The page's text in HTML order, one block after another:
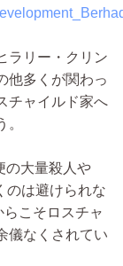
ラリー・クリン
他多くが関わっ
チャイルド家へ
の大量殺人や
のは避けられな
こそロスチャ
儀なくされてい